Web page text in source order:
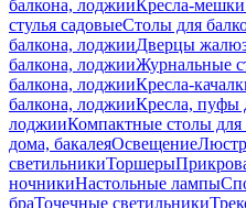
балкона, лоджииКресла-мешки
стулья садовыеСтолы для
балкона, лоджииДверцы
балкона, лоджииЖурнальные
балкона, лоджииКресла-
балкона, лоджииКресла, пуфы
лоджииКомпактные столы для
дома, бакалеяОсвещение
светильникиТоршеры
ночникиНастольные лампы
браТочечные светильники